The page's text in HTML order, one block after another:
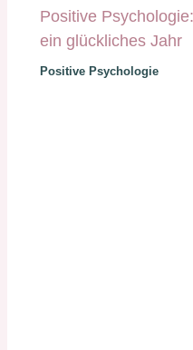
Positive
ein glückliches Jahr
Positive Psychologie